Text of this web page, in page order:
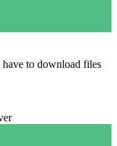
to download files